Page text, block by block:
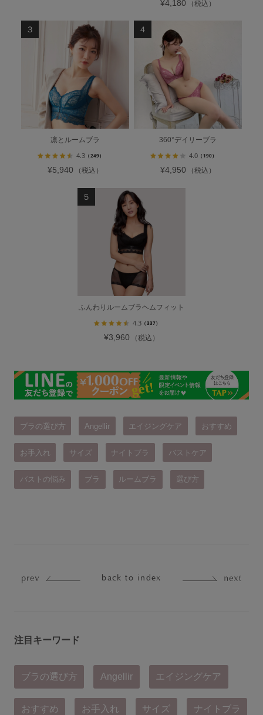
¥4,180 （税込）
凛とルームブラ
4.3 （249）
¥5,940 （税込）
360°デイリーブラ
4.0 （190）
¥4,950 （税込）
ふんわりルームブラヘムフィット
4.3 （337）
¥3,960 （税込）
ブラの選び方 Angellir エイジングケア おすすめ
お手入れ サイズ ナイトブラ バストケア
バストの悩み ブラ ルームブラ 選び方
back to index
注目キーワード
ブラの選び方 Angellir エイジングケア
おすすめ お手入れ サイズ ナイトブラ